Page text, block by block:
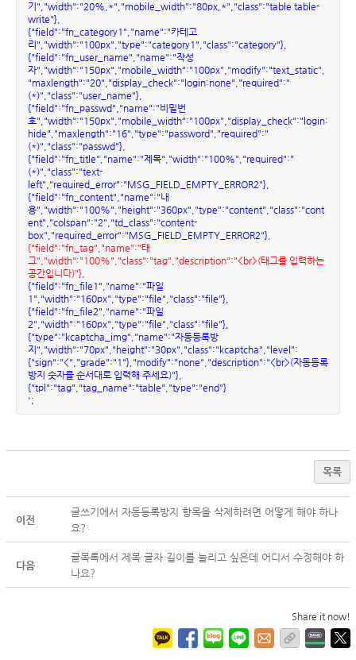
기","width":"20%,*","mobile_width":"80px,*","class":"table table-
write"},
{"field":"fn_category1","name":"카테고
리","width":"100px","type":"category1","class":"category"},
{"field":"fn_user_name","name":"작성
자","width":"150px","mobile_width":"100px","modify":"text_static",
"maxlength":"20","display_check":"login:none","required":"
(*)","class":"user_name"},
{"field":"fn_passwd","name":"비밀번
호","width":"150px","mobile_width":"100px","display_check":"login:
hide","maxlength":"16","type":"password","required":"
(*)","class":"passwd"},
{"field":"fn_title","name":"제목","width":"100%","required":"
(*)","class":"text-
left","required_error":"MSG_FIELD_EMPTY_ERROR2"},
{"field":"fn_content","name":"내
용","width":"100%","height":"360px","type":"content","class":"cont
ent","colspan":"2","td_class":"content-
box","required_error":"MSG_FIELD_EMPTY_ERROR2"},
{"field":"fn_tag","name":"태
그","width":"100%","class":"tag","description":"<br>(태그를 입력하는
공간입니다)"},
{"field":"fn_file1","name":"파일
1","width":"160px","type":"file","class":"file"},
{"field":"fn_file2","name":"파일
2","width":"160px","type":"file","class":"file"},
{"type":"kcaptcha_img","name":"자동등록방
지","width":"70px","height":"30px","class":"kcaptcha","level":
{"sign":"<","grade":"1"},"modify":"none","description":"<br>(자동등록
방지 숫자를 순서대로 입력해 주세요)"},
{"tpl":"tag","tag_name":"table","type":"end"}
';
목록
이전
글쓰기에서 자동등록방지 항목을 삭제하려면 어떻게 해야 하나
요?
다음
글목록에서 제목 글자 길이를 늘리고 싶은데 어디서 수정해야 하
나요?
Share it now!